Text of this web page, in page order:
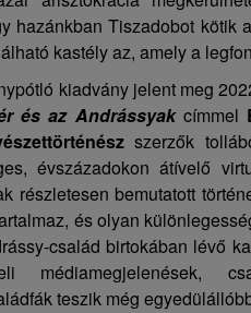
hazánkban Tiszadobot kötik
kastély az, amely a
kiadvány jelent meg
és az Andrássyak címmel
szerzők
évszázadokon átívelő
részletesen bemutatott
és olyan
család birtokában lévő
médiamegjelenések,
teszik még